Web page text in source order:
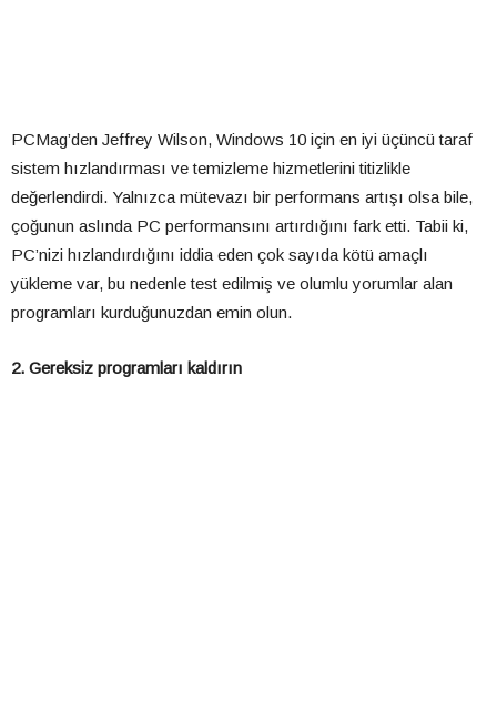
PCMag’den Jeffrey Wilson, Windows 10 için en iyi üçüncü taraf
sistem hızlandırması ve temizleme hizmetlerini titizlikle
değerlendirdi. Yalnızca mütevazı bir performans artışı olsa bile,
çoğunun aslında PC performansını artırdığını fark etti. Tabii ki,
PC’nizi hızlandırdığını iddia eden çok sayıda kötü amaçlı
yükleme var, bu nedenle test edilmiş ve olumlu yorumlar alan
programları kurduğunuzdan emin olun.
2. Gereksiz programları kaldırın